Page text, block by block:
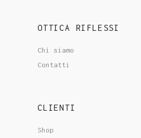
OTTICA RIFLESSI
Chi siamo
Contatti
CLIENTI
Shop